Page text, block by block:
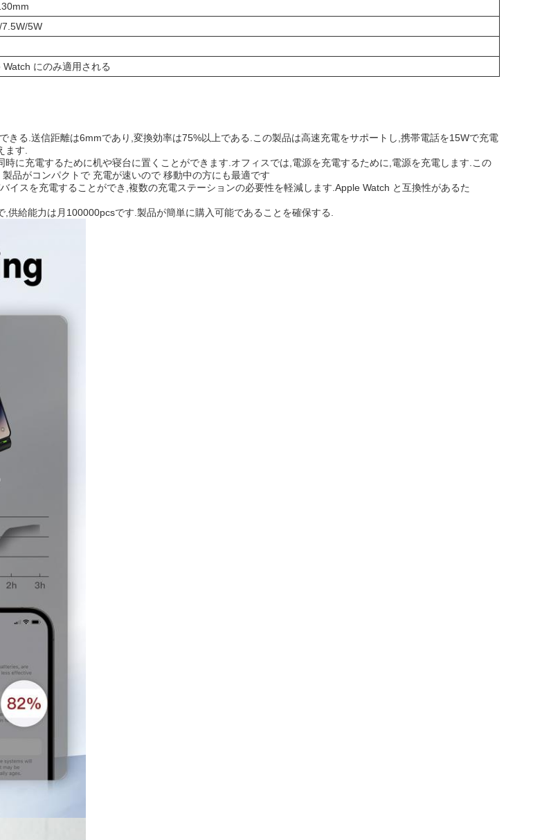
5W
Watch にのみ適用される
る.送信距離は6mmであり,変換効率は75%以上である.この製品は高速充電をサポートし,携帯電話を15Wで充電
ます.
に充電するために机や寝台に置くことができます.オフィスでは,電源を充電するために,電源を充電します.この
品がコンパクトで 充電が速いので 移動中の方にも最適です
スを充電することができ,複数の充電ステーションの必要性を軽減します.Apple Watch と互換性があるた
給能力は月100000pcsです.製品が簡単に購入可能であることを確保する.